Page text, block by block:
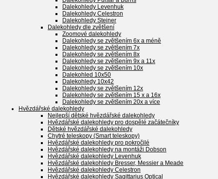
Dalekohledy Levenhuk
Dalekohledy Celestron
Dalekohledy Steiner
Dalekohledy dle zvětšení
Zoomové dalekohledy
Dalekohledy se zvětšením 6x a méně
Dalekohledy se zvětšením 7x
Dalekohledy se zvětšením 8x
Dalekohledy se zvětšením 9x a 11x
Dalekohledy se zvětšením 10x
Dalekohled 10x50
Dalekohledy 10x42
Dalekohledy se zvětšením 12x
Dalekohledy se zvětšením 15 x a 16x
Dalekohledy se zvětšením 20x a více
Hvězdářské dalekohledy
Nejlepší dětské hvězdářské dalekohledy
Hvězdářské dalekohledy pro dospělé začátečníky
Dětské hvězdářské dalekohledy
Chytré teleskopy (Smart teleskopy)
Hvězdářské dalekohledy pro pokročilé
Hvězdářské dalekohledy na montáži Dobson
Hvězdářské dalekohledy Levenhuk
Hvězdářské dalekohledy Bresser, Messier a Meade
Hvězdářské dalekohledy Celestron
Hvězdářské dalekohledy Sagittarius Optical